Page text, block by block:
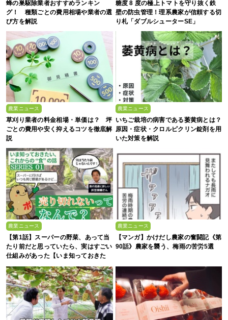
蜂の巣駆除業者おすすめランキン
グ！ 種類ごとの費用相場や業者の選
び方を解説
糖度 8 度の極上トマトを守り抜く鉄
壁の防虫管理！理系農家が信頼する切
り札「ダブルシューターSE」
農業ニュース
草刈り業者の料金相場・単価は？ 坪
ごとの費用や安く抑えるコツを徹底解
説
農業ニュース
いちご栽培の病害である萎黄病とは？
原因・症状・クロルピクリン錠剤を用
いた対策を解説
農業ニュース
【第1話】スーパーの野菜、あって当
たり前だと思っていたら、実はすごい
仕組みがあった【いま知っておきた
い、これからの”食”の話】
農業ニュース
【マンガ】かけだし農家の奮闘記《第
90話》農家を襲う、梅雨の苦労5選